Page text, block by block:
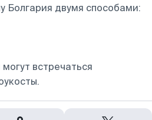
Болгария двумя способами:
встречаться